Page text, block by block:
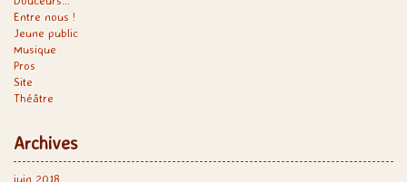
Entre nous !
Jeune public
Musique
Pros
Site
Théâtre
Archives
juin 2018